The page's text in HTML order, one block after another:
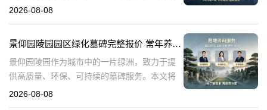
深入探讨景仰园陵园园区主流墓碑的价格体
尽
2026-08-08
景仰园陵园园区绿化墓碑完整报价 常年养护不收取额外费用详解与专属优惠活动介绍
景仰园陵园作为城市中的一片绿洲，致力于提
供高质量、环保、可持续的墓碑服务。本文将
详细解析景仰园陵园园区绿化墓碑的完整报
2026-08-08